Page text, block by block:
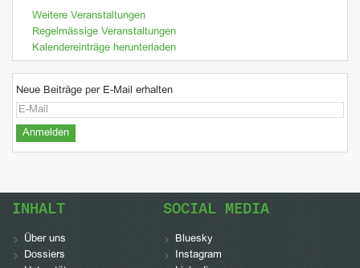
Weitere Veranstaltungen
Regelmässige Veranstaltungen
Kalendereinträge herunterladen
Neue Beiträge per E-Mail erhalten
INHALT
Über uns
Dossiers
SOCIAL MEDIA
Bluesky
Instagram